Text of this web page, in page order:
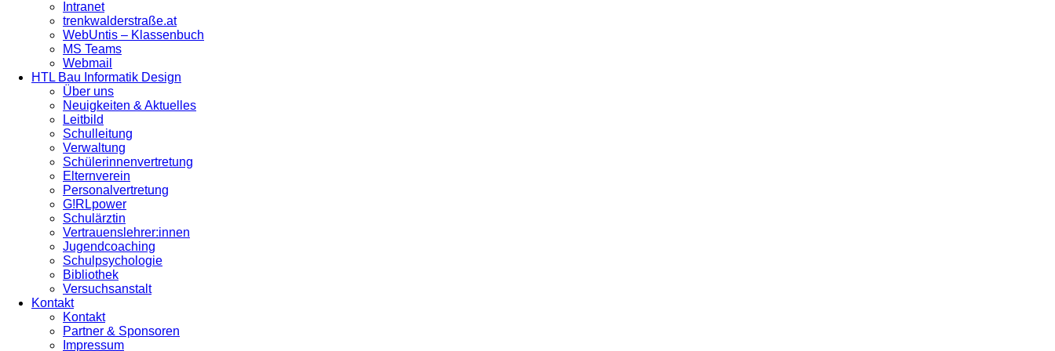
Intranet
trenkwalderstraße.at
WebUntis – Klassenbuch
MS Teams
Webmail
HTL Bau Informatik Design
Über uns
Neuigkeiten & Aktuelles
Leitbild
Schulleitung
Verwaltung
Schülerinnenvertretung
Elternverein
Personalvertretung
G!RLpower
Schulärztin
Vertrauenslehrer:innen
Jugendcoaching
Schulpsychologie
Bibliothek
Versuchsanstalt
Kontakt
Kontakt
Partner & Sponsoren
Impressum